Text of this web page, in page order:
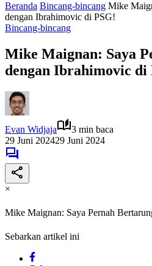
Beranda Bincang-bincang Mike
dengan Ibrahimovic di PSG!
Bincang-bincang
Mike Maignan: Saya
dengan Ibrahimovic di
Evan Widjaja
3 min baca
29 Juni 202429 Juni 2024
×
Mike Maignan: Saya Pernah
Sebarkan artikel ini